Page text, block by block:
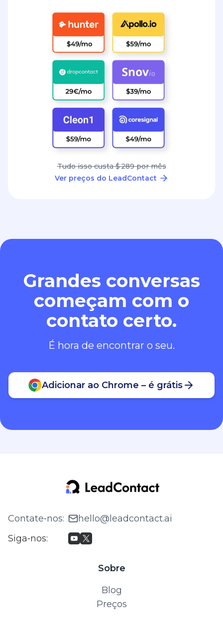
Tudo isso custa $ 289 por mês
Ver preços do LeadContact
Grandes conversas
começam com o
contato certo.
É hora de encontrar o seu.
Adicionar ao Chrome – é grátis
Contate‑nos:
hello@leadcontact.ai
Siga‑nos:
Sobre
Blog
Preços